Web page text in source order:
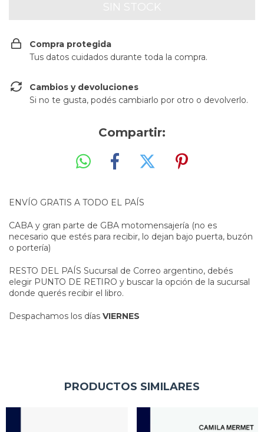
Compra protegida
Tus datos cuidados durante toda la compra.
Cambios y devoluciones
Si no te gusta, podés cambiarlo por otro o devolverlo.
Compartir:
ENVÍO GRATIS A TODO EL PAÍS
CABA y gran parte de GBA motomensajería (no es
necesario que estés para recibir, lo dejan bajo puerta, buzón
o portería)
RESTO DEL PAÍS Sucursal de Correo argentino, debés
elegir PUNTO DE RETIRO y buscar la opción de la sucursal
donde querés recibir el libro.
Despachamos los días VIERNES
PRODUCTOS SIMILARES